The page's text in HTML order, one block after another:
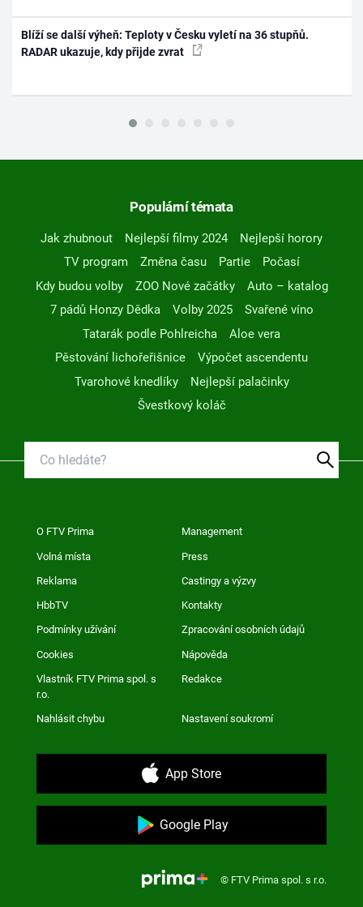
Blíží se další výheň: Teploty v Česku vyletí na 36 stupňů.
RADAR ukazuje, kdy přijde zvrat
Populární témata
Jak zhubnout Nejlepší filmy 2024
Nejlepší horory
TV program
Změna času Partie
Počasí
Kdy budou volby
ZOO Nové začátky
Auto – katalog
7 pádů Honzy Dědka
Volby 2025
Svařené víno
Tatarák podle Pohlreicha
Aloe vera
Pěstování lichořeřišnice
Výpočet ascendentu
Tvarohové knedlíky
Nejlepší palačinky
Švestkový koláč
O FTV Prima Management
Volná místa Press
Reklama Castingy a výzvy
HbbTV Kontakty
Podmínky užívání Zpracování osobních údajů
Cookies Nápověda
Vlastník FTV Prima spol. s
r.o.
Redakce
Nahlásit chybu Nastavení soukromí
App Store
Google Play
© FTV Prima spol. s r.o.